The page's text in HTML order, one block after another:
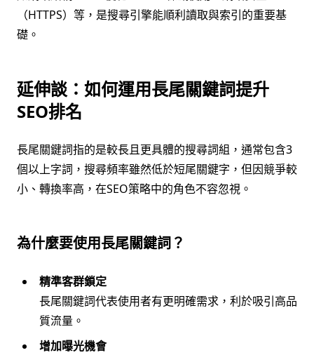
（HTTPS）等，是搜尋引擎能順利讀取與索引的重要基
礎。
延伸談：如何運用長尾關鍵詞提升
SEO排名
長尾關鍵詞指的是較長且更具體的搜尋詞組，通常包含3
個以上字詞，搜尋頻率雖然低於短尾關鍵字，但因競爭較
小、轉換率高，在SEO策略中的角色不容忽視。
為什麼要使用長尾關鍵詞？
精準客群鎖定
長尾關鍵詞代表使用者有更明確需求，利於吸引高品
質流量。
增加曝光機會